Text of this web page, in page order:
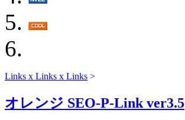
Links x Links x Links >
オレンジ SEO-P-Link ver3.5